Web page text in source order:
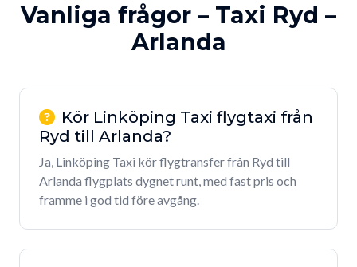
Vanliga frågor – Taxi Ryd –
Arlanda
Kör Linköping Taxi flygtaxi från
Ryd till Arlanda?
Ja, Linköping Taxi kör flygtransfer från Ryd till
Arlanda flygplats dygnet runt, med fast pris och
framme i god tid före avgång.